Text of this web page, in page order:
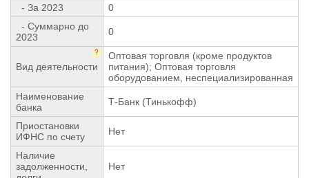
- За 2023
0
- Суммарно до
2023
0
Вид деятельности
?
Оптовая торговля (кроме продуктов
питания); Оптовая торговля
оборудованием, неспециализированная
Наименование
банка
Т-Банк (Тинькофф)
Приостановки
ИФНС по счету
Нет
Наличие
задолженности,
Нет